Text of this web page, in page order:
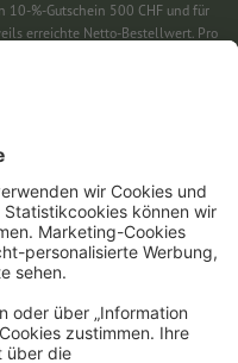
10-%-Gutschein 500 CHF und für
erreichte Netto-Bestellwert. Pro
einlösbar. Keine
Die Aktion gilt bis
sparen. Kein
Nicht mit weiteren
31.08.2026.
20 im dafür vorgesehenen Feld im
sparen. Kein
31.08.2026.
Anmeldung zum Newsletter durch